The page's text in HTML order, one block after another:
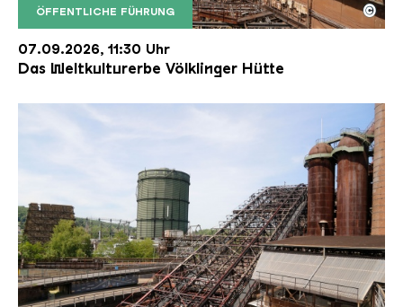
ÖFFENTLICHE FÜHRUNG
Der Erzschrägaufzug der Völklinger Hütte mit
Copyright: Weltkulturerbe Völklinger Hütte | Karl
©
07.09.2026, 11:30 Uhr
Das Weltkulturerbe Völklinger Hütte